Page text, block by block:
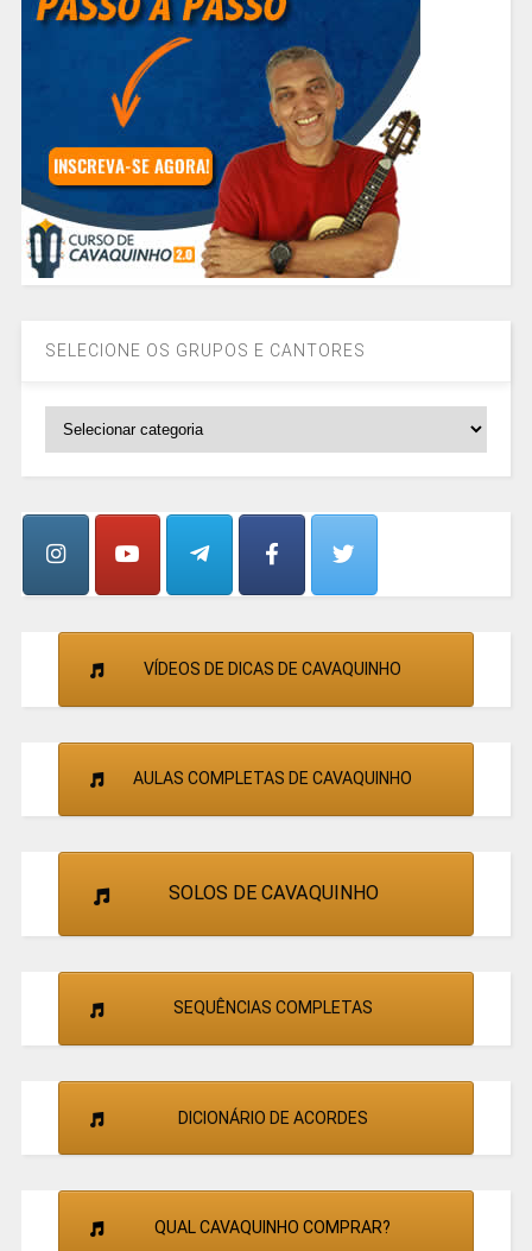
SELECIONE OS GRUPOS E CANTORES
SELECIONE
CANTORES
VÍDEOS DE DICAS DE CAVAQUINHO
AULAS COMPLETAS DE CAVAQUINHO
SOLOS DE CAVAQUINHO
SEQUÊNCIAS COMPLETAS
DICIONÁRIO DE ACORDES
QUAL CAVAQUINHO COMPRAR?